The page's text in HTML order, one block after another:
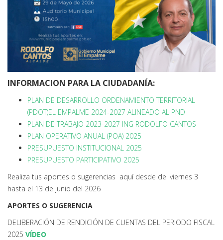
INFORMACION PARA LA CIUDADANÍA:
PLAN DE DESARROLLO ORDENAMIENTO TERRITORIAL
(PDOT)EL EMPALME 2024-2027 ALINEADO AL PND
PLAN DE TRABAJO 2023-2027 ING RODOLFO CANTOS
PLAN OPERATIVO ANUAL (POA) 2025
PRESUPUESTO INSTITUCIONAL 2025
PRESUPUESTO PARTICIPATIVO 2025
Realiza tus aportes o sugerencias aquí desde del viernes 3
hasta el 13 de junio del 2026
APORTES O SUGERENCIA
DELIBERACIÓN DE RENDICIÓN DE CUENTAS DEL PERIODO FISCAL
2025 VÍDEO